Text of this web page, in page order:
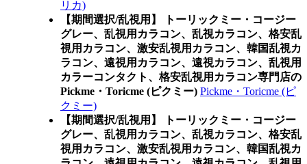
リカ)
【期間選択/乱視用】 トーリックミー・コージー
グレー、乱視用カラコン、乱視カラコン、格安乱
視用カラコン、激安乱視用カラコン、韓国乱視カ
ラコン、遠視用カラコン、遠視カラコン、乱視用
カラーコンタクト、格安乱視用カラコン専門店の
Pickme・Toricme (ピクミー) Pickme・Toricme (ピ
クミー)
【期間選択/乱視用】 トーリックミー・コージー
グレー、乱視用カラコン、乱視カラコン、格安乱
視用カラコン、激安乱視用カラコン、韓国乱視カ